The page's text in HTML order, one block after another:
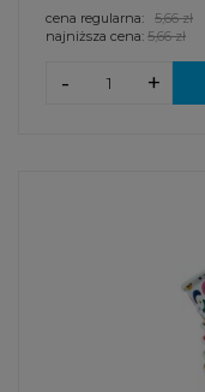
cena regularna:
5,66 zł
najniższa cena: 5,66 zł
+
-